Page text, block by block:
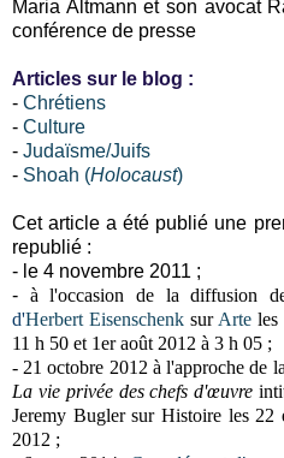
Maria Altmann et son avocat
conférence de presse
Articles sur le blog :
- Chrétiens
- Culture
- Judaïsme/Juifs
- Shoah (Holocaust)
Cet article a été publié une
republié :
- le 4 novembre 2011 ;
- à l'occasion de la diffusion
d'Herbert Eisenschenk sur Arte
11 h 50 et 1er août 2012 à 3 h 05 ;
- 21 octobre 2012 à l'approche de
La vie privée des chefs d'œuvre
Jeremy Bugler sur Histoireles 22
2012 ;